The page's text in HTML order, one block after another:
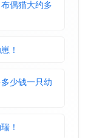
偶猫大约多
！
少钱一只幼
！